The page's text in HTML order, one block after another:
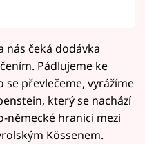
nás čeká dodávka
Pádlujeme ke
převlečeme, vyrážíme
který se nachází
německé hranici mezi
Kössenem.